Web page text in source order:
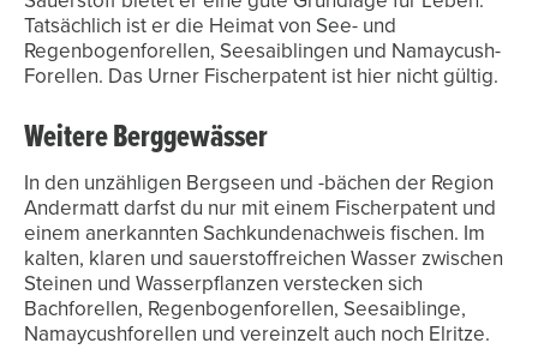
Tatsächlich ist er die Heimat von See- und
Regenbogenforellen, Seesaiblingen und Namaycush-
Forellen. Das Urner Fischerpatent ist hier nicht gültig.
Weitere Berggewässer
In den unzähligen Bergseen und -bächen der Region
Andermatt darfst du nur mit einem Fischerpatent und
einem anerkannten Sachkundenachweis fischen. Im
kalten, klaren und sauerstoffreichen Wasser zwischen
Steinen und Wasserpflanzen verstecken sich
Bachforellen, Regenbogenforellen, Seesaiblinge,
Namaycushforellen und vereinzelt auch noch Elritze.